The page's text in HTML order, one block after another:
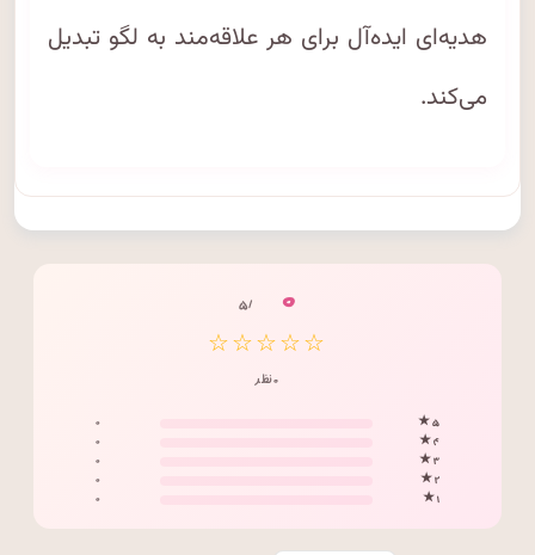
هدیه‌ای ایده‌آل برای هر علاقه‌مند به لگو تبدیل
می‌کند.
۰ / ۵
☆☆☆☆☆
۰ نظر
۵ ★
۰
۴ ★
۰
۳ ★
۰
۲ ★
۰
۱ ★
۰